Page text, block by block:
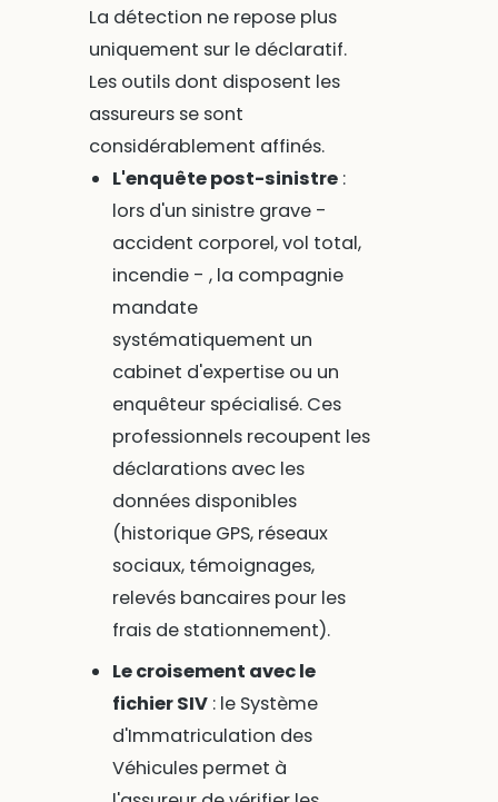
La détection ne repose plus
uniquement sur le déclaratif.
Les outils dont disposent les
assureurs se sont
considérablement affinés.
L'enquête post-sinistre:
lors d'un sinistre grave -
accident corporel, vol total,
incendie - , la compagnie
mandate
systématiquement un
cabinet d'expertise ou un
enquêteur spécialisé. Ces
professionnels recoupent les
déclarations avec les
données disponibles
(historique GPS, réseaux
sociaux, témoignages,
relevés bancaires pour les
frais de stationnement).
Le croisement avec le
fichier SIV: le Système
d'Immatriculation des
Véhicules permet à